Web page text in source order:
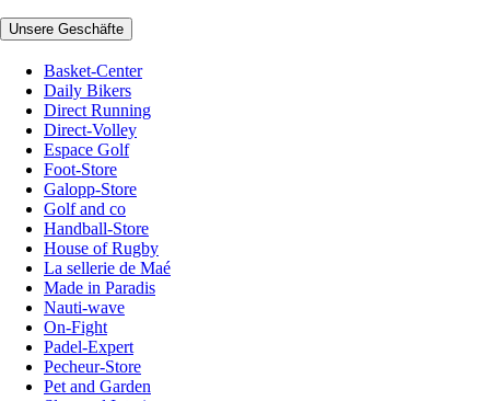
Unsere Geschäfte
Basket-Center
Daily Bikers
Direct Running
Direct-Volley
Espace Golf
Foot-Store
Galopp-Store
Golf and co
Handball-Store
House of Rugby
La sellerie de Maé
Made in Paradis
Nauti-wave
On-Fight
Padel-Expert
Pecheur-Store
Pet and Garden